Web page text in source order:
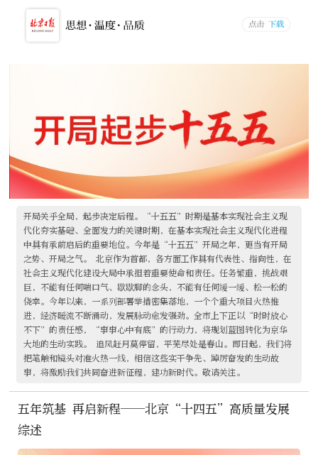
开局关乎全局，起步决定后程。“十五五”时期是基本实现社会主义现
代化夯实基础、全面发力的关键时期，在基本实现社会主义现代化进程
中具有承前启后的重要地位。今年是“十五五”开局之年，更当有开局
之势、开局之气。 北京作为首都，各方面工作具有代表性、指向性，在
社会主义现代化建设大局中承担着重要使命和责任。任务繁重，挑战艰
巨，不能有任何喘口气、歇歇脚的念头，不能有任何缓一缓、松一松的
侥幸。今年以来，一系列部署举措密集落地，一个个重大项目火热推
进，经济暖流不断涌动，发展脉动愈发强劲。全市上下正以“时时放心
不下”的责任感，“事事心中有底”的行动力，将规划蓝图转化为京华
大地的生动实践。 追风赶月莫停留，平芜尽处是春山。即日起，我们将
把笔触和镜头对准火热一线，相信这些实干争先、踔厉奋发的生动故
事，将激励我们共同奋进新征程，建功新时代。敬请关注。
五年筑基 再启新程——北京“十四五”高质量发展
综述